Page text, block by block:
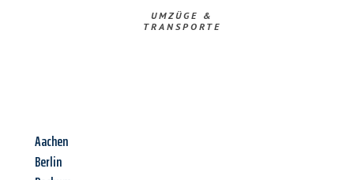
UMZÜGE &
TRANSPORTE
Aachen
Berlin